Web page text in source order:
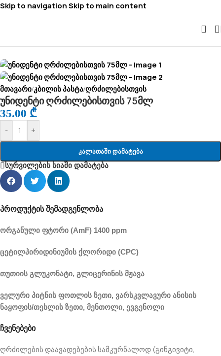
Skip to navigationSkip to main content
მთავარი/კბილის პასტა/ღრძილებისთვის
უნიდენტი ღრძილებისთვის 75მლ
35.00 ₾
- +
Კალათაში Დამატება
სურვილების სიაში დამატება
პროდუქტის შემადგენლობა
ორგანული ფტორი (AmF) 1400 ppm
ცეტილპირიდინიუმის ქლორიდი (CPC)
თუთიის გლუკონატი, გლიცერინის მჟავა
ველური პიტნის ფოთლის ზეთი, ვარსკვლავური ანისის
ნაყოფის/თესლის ზეთი, მენთოლი, ევგენოლი
ჩვენებები
ღრძილების დაავადებების სამკურნალოდ (გინგივიტი,